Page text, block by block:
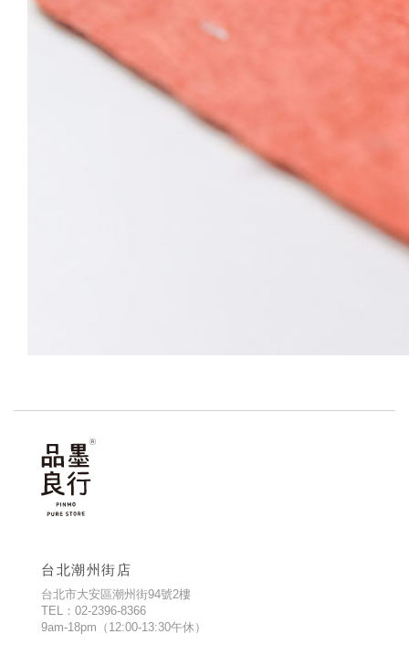
台北潮州街店
台北市大安區潮州街94號2樓
TEL：02-2396-8366
9am-18pm（12:00-13:30午休）